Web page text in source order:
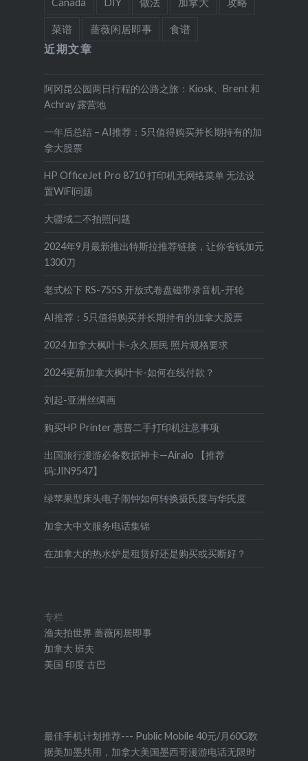
菜谱 蔷薇闲居即事 食谱
近期文章
阿冈昆公园两日行程的公路之旅：Kiosk、Brent 和
Achray 露营地
一年后总结 – AI推荐：5只值得购买并长期持有的加
拿大股票
HP OfficeJet Pro 8710 打印机无网络菜单 无法设
置WiFi问题
大疆域二不拍照问题
2024年9月最新推出特斯拉推荐链接，让你省钱加元
1300刀
老式松下 RS-755S 开放式卷盘磁带录音机-开轮
AI推荐：5只值得购买并长期持有的加拿大股票
2024 加拿大枫叶卡-永久居民 照片规格要求
2024更新加拿大枫叶卡-如何在线付款？
刘起-亚洲丝绸画
购买HP Printer 惠普二手打印机注意事项
出国旅行漫游必备数据神卡—Airalo 【推荐
码:JIN9547】
绿苹果型床头电子闹钟如何转换摄氏度与华氏度
加拿大中文服务电话集锦
在加拿大的热水炉是租赁好还是购买或买断好？
专栏
渔夫拍世界 蔷薇闲居即事
加拿大 班夫
美国 印度 古巴
最佳手机计划推荐--- Public Mobile 40元/月60G数
据美加墨共用，加拿大美国墨西哥漫游电话无限时